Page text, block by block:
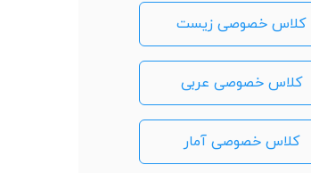
کلاس خصوصی زیست
کلاس خصوصی عربی
کلاس خصوصی آمار